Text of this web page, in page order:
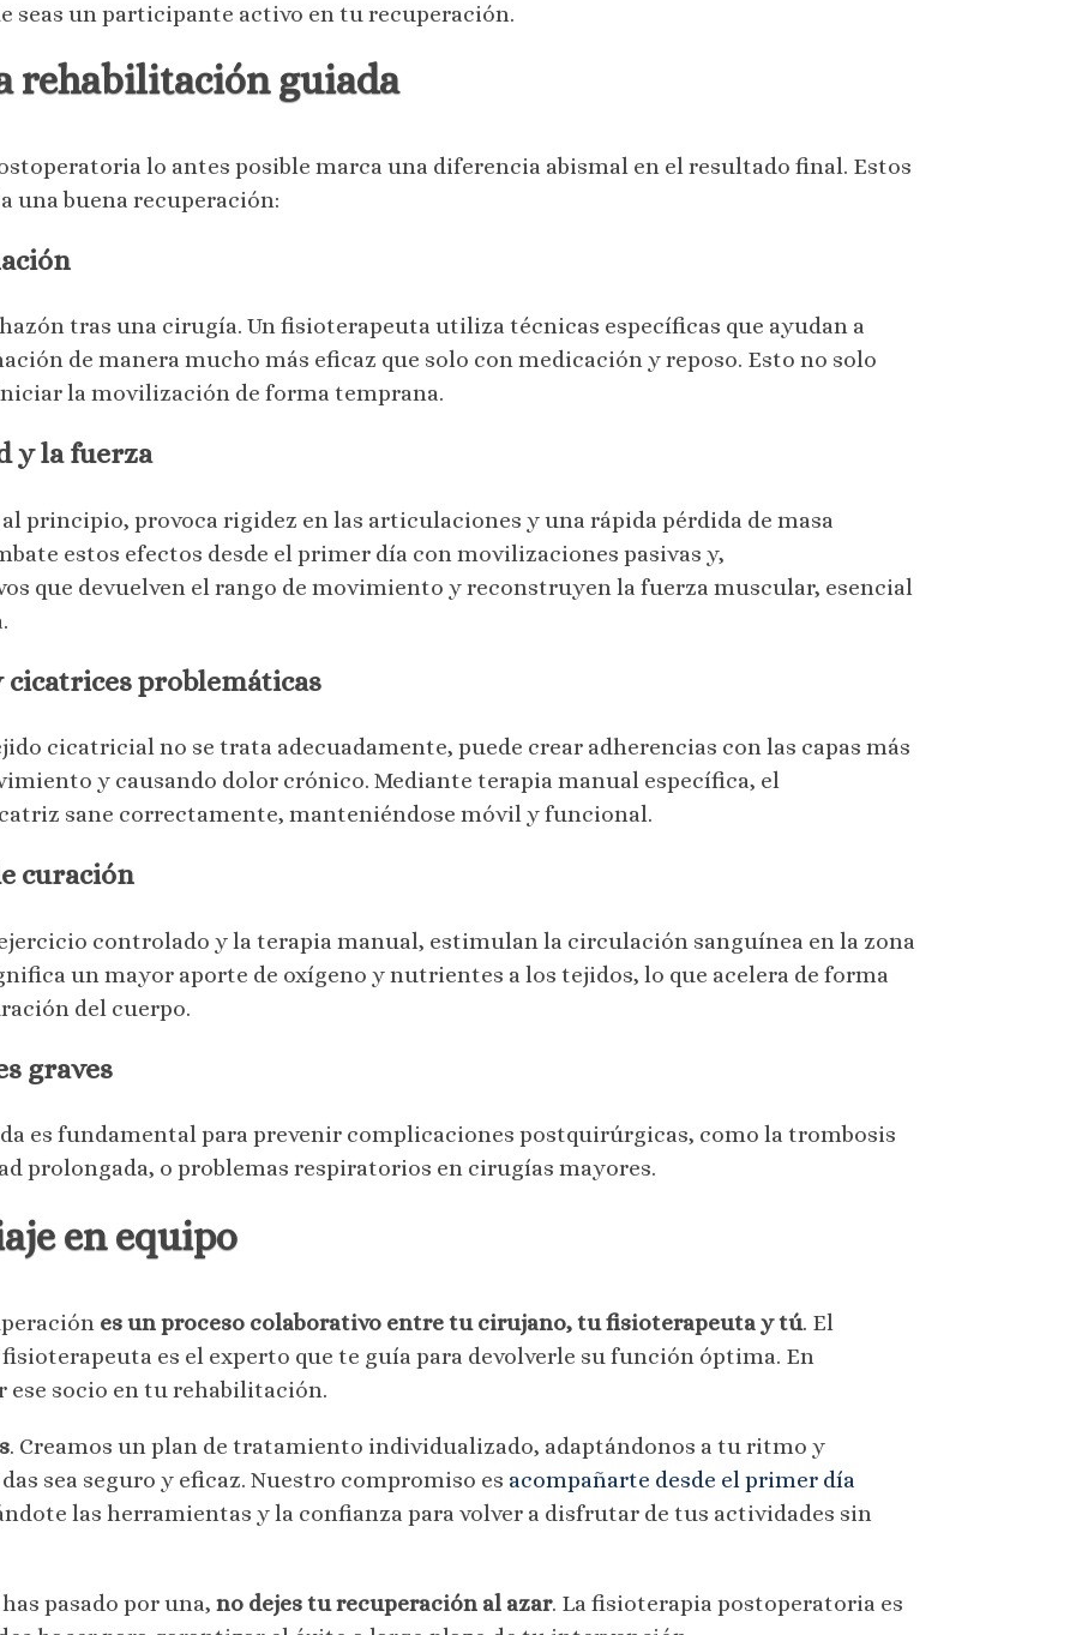
seas un participante activo en tu recuperación.
rehabilitación guiada
lo antes posible marca una diferencia abismal en el resultado final. Estos
una buena recuperación:
tras una cirugía. Un fisioterapeuta utiliza técnicas específicas que ayudan a
de manera mucho más eficaz que solo con medicación y reposo. Esto no solo
la movilización de forma temprana.
y la fuerza
principio, provoca rigidez en las articulaciones y una rápida pérdida de masa
estos efectos desde el primer día con movilizaciones pasivas y,
que devuelven el rango de movimiento y reconstruyen la fuerza muscular, esencial
cicatrices problemáticas
cicatricial no se trata adecuadamente, puede crear adherencias con las capas más
y causando dolor crónico. Mediante terapia manual específica, el
sane correctamente, manteniéndose móvil y funcional.
curación
controlado y la terapia manual, estimulan la circulación sanguínea en la zona
un mayor aporte de oxígeno y nutrientes a los tejidos, lo que acelera de forma
del cuerpo.
graves
es fundamental para prevenir complicaciones postquirúrgicas, como la trombosis
prolongada, o problemas respiratorios en cirugías mayores.
en equipo
es un proceso colaborativo entre tu cirujano, tu fisioterapeuta y tú. El
es el experto que te guía para devolverle su función óptima. En
ese socio en tu rehabilitación.
. Creamos un plan de tratamiento individualizado, adaptándonos a tu ritmo y
sea seguro y eficaz. Nuestro compromiso es acompañarte desde el primer día
las herramientas y la confianza para volver a disfrutar de tus actividades sin
pasado por una,no dejes tu recuperación al azar. La fisioterapia postoperatoria es